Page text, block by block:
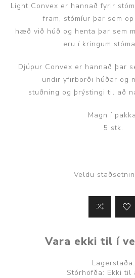
Light Convex er hannað fyrir
fram, stómíur þar sem
hæð við húð og henta þar sem
eru í kringum
Djúpur Convex er hannað þar
undir yfirborði húðar og
stuðning og þrýstingi til að
Magn í
5 stk.
Veldu
Vara ekki til í
Lagerstaða:
Stórhöfða: Ekki til